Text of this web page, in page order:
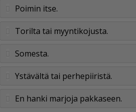
Poimin itse.
Torilta tai myyntikojusta.
Somesta.
Ystävältä tai perhepiiristä.
En hanki marjoja pakkaseen.